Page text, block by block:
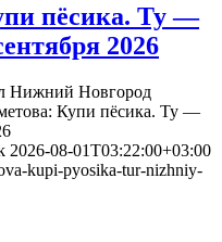
пёсика. Ту —
2026
Нижний Новгород
Купи пёсика. Ту —
2026-08-01T03:22:00+03:00
kupi-pyosika-tur-nizhniy-